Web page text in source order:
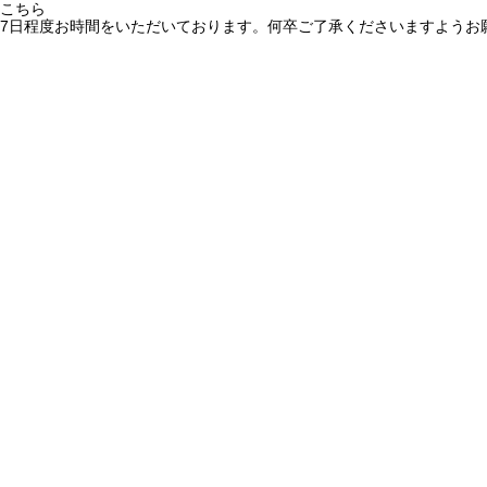
ちら
程度お時間をいただいております。何卒ご了承くださいますようお